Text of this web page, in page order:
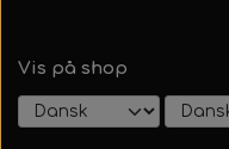
Vis på shop